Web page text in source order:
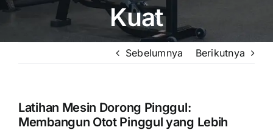
Kuat
Sebelumnya Berikutnya
Latihan Mesin Dorong Pinggul:
Membangun Otot Pinggul yang Lebih